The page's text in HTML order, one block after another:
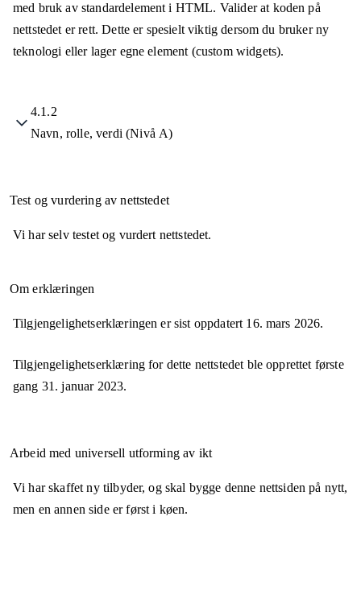
med bruk av standardelement i HTML. Valider at koden på
nettstedet er rett. Dette er spesielt viktig dersom du bruker ny
teknologi eller lager egne element (custom widgets).
4.1.2
Navn, rolle, verdi (Nivå A)
Test og vurdering av nettstedet
Vi har selv testet og vurdert nettstedet.
Om erklæringen
Tilgjengelighetserklæringen er sist oppdatert 16. mars 2026.
Tilgjengelighetserklæring for dette nettstedet ble opprettet første
gang 31. januar 2023.
Arbeid med universell utforming av ikt
Vi har skaffet ny tilbyder, og skal bygge denne nettsiden på nytt,
men en annen side er først i køen.